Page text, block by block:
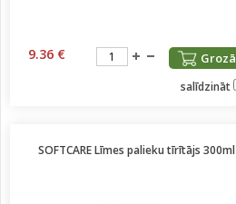
9.36 € Grozā
salīdzināt
SOFTCARE Līmes palieku tīrītājs 300ml